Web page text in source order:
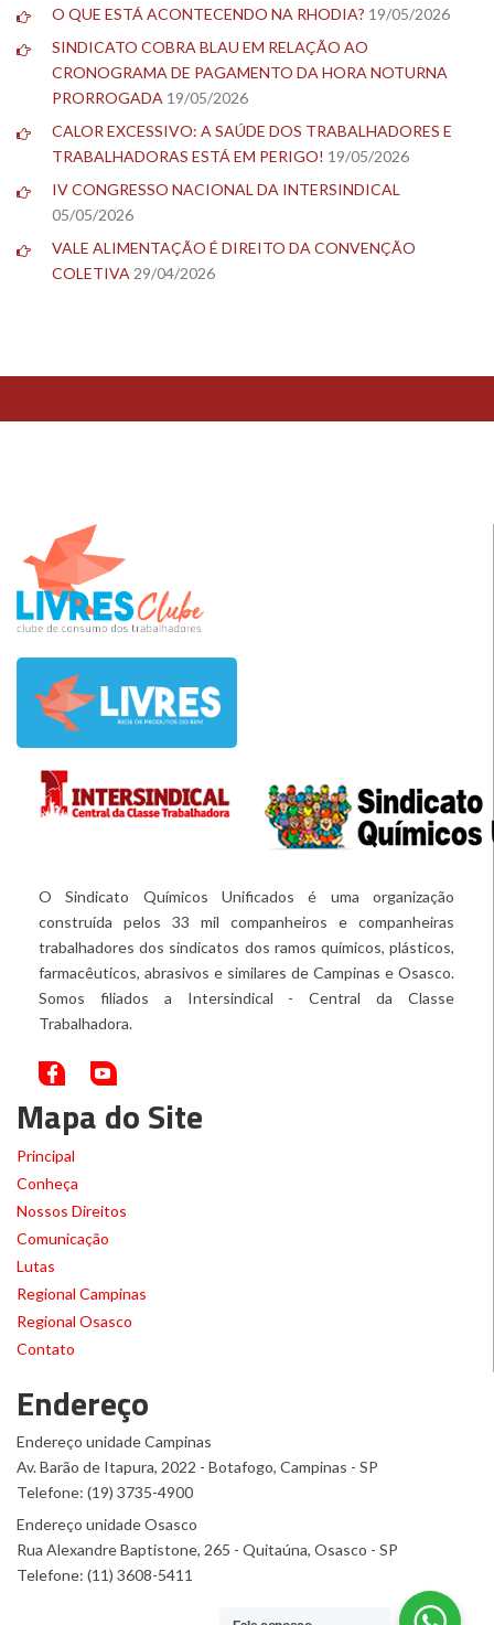
O QUE ESTÁ ACONTECENDO NA RHODIA? 19/05/2026
SINDICATO COBRA BLAU EM RELAÇÃO AO
CRONOGRAMA DE PAGAMENTO DA HORA NOTURNA
PRORROGADA 19/05/2026
CALOR EXCESSIVO: A SAÚDE DOS TRABALHADORES E
TRABALHADORAS ESTÁ EM PERIGO! 19/05/2026
IV CONGRESSO NACIONAL DA INTERSINDICAL
05/05/2026
VALE ALIMENTAÇÃO É DIREITO DA CONVENÇÃO
COLETIVA 29/04/2026
TESTE
O Sindicato Químicos Unificados é uma organização
construída pelos 33 mil companheiros e companheiras
trabalhadores dos sindicatos dos ramos químicos, plásticos,
farmacêuticos, abrasivos e similares de Campinas e Osasco.
Somos filiados a Intersindical - Central da Classe
Trabalhadora.
Mapa do Site
Principal
Conheça
Nossos Direitos
Comunicação
Lutas
Regional Campinas
Regional Osasco
Contato
Endereço
Endereço unidade Campinas
Av. Barão de Itapura, 2022 - Botafogo, Campinas - SP
Telefone: (19) 3735-4900
Endereço unidade Osasco
Rua Alexandre Baptistone, 265 - Quitaúna, Osasco - SP
Telefone: (11) 3608-5411